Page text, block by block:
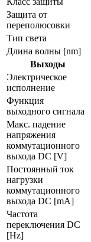
Защита от
переполюсовки
Тип света
Длина волны [nm]
Выходы
Электрическое
исполнение
Функция
выходного сигнала
Макс. падение
напряжения
коммутационного
выхода DC [V]
Постоянный ток
нагрузки
коммутационного
выхода DC [mA]
Частота
переключения DC
[Hz]